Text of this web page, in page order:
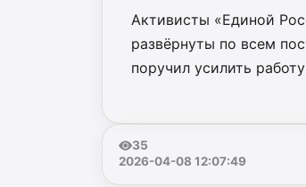
Активисты «Единой
развёрнуты по всем
поручил усилить
35
2026-04-08 12:07:49